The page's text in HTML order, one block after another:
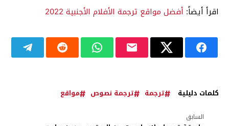
اقرأ أيضاً: أفضل مواقع ترجمة الأفلام الأجنبية 2022
كلمات دليلية ترجمة ترجمة نصوص مواقع
السابق